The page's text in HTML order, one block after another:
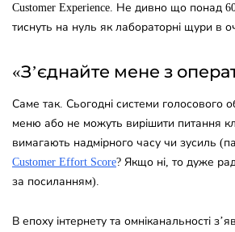
Customer Experience. Не дивно що понад
тиснуть на нуль як лабораторні щури в
«З’єднайте мене з
Саме так. Сьогодні системи голосового
меню або не можуть вирішити питання
вимагають надмірного часу чи зусиль
Customer Effort Score? Якщо ні, то дуже
за посиланням).
В епоху інтернету та омніканальності